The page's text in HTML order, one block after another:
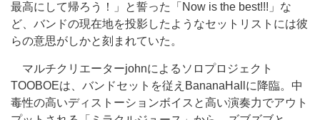
最高にして帰ろう！」と誓った「Now is the best!!!」な
ど、バンドの現在地を投影したようなセットリストには彼
らの意思がしかと刻まれていた。
マルチクリエーターjohnによるソロプロジェクト
TOOBOEは、バンドセットを従えBananaHallに降臨。中
毒性の高いディストーションボイスと高い演奏力でアウト